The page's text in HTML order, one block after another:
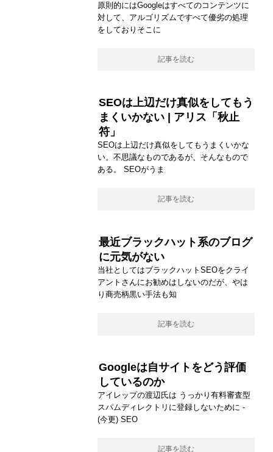
原則的にはGoogleはすべてのコンテンツに
対して、アルゴリズムですべて優劣の処理
をしておりそこに
記事を読む
SEOは上辺だけ真似をしてもう
まくいかない | アリス「秋止
符」
SEOは上辺だけ真似をしてもうまくいかな
い。不思議なものであるが、そんなもので
ある。 SEOがうま
記事を読む
最近ブラックハット系のブログ
に元気がない
当社としてはブラックハットSEOをクライ
アントさんにお勧めはしないのだが、やは
り商売柄黒い手法も知
記事を読む
Googleは自サイトをどう評価
しているのか
アイレップの渡辺氏は うっかり有料審査型
スパムディレクトリに登録しないために -
(今更) SEO
記事を読む